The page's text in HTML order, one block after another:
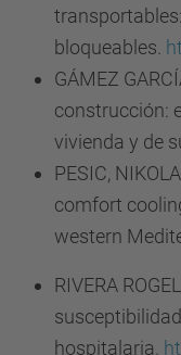
bloqueables.
GÁMEZ
construcción:
vivienda y de
PESIC,
comfort
western
RIVERA
hospitalaria.